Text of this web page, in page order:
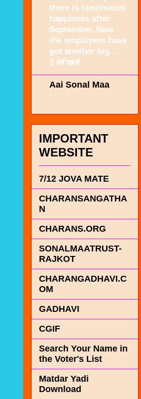
there is continuous
happiness after
September. Now
the employees have
got another big...
3 वर्ष पहले
Aai Sonal Maa
-
IMPORTANT
WEBSITE
7/12 JOVA MATE
CHARANSANGATHA
N
CHARANS.ORG
SONALMAATRUST-
RAJKOT
CHARANGADHAVI.C
OM
GADHAVI
CGIF
Search Your Name in
the Voter's List
Matdar Yadi
Download